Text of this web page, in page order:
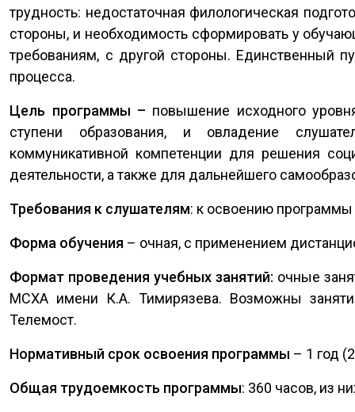
трудность: недостаточная филологическая
стороны, и необходимость сформировать у
требованиям, с другой стороны. Единственный
процесса.
Цель программы – повышение исходного
ступени образования, и овладение
коммуникативной компетенции для решения
деятельности, а также для дальнейшего
Требования к слушателям: к освоению программы
Форма обучения – очная, с применением
Формат проведения учебных занятий: очные
МСХА имени К.А. Тимирязева. Возможны
Телемост.
Нормативный срок освоения программы – 1 год
Общая трудоемкость программы: 360 часов, из